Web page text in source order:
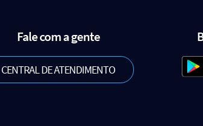
Fale com a gente
CENTRAL DE ATENDIMENTO